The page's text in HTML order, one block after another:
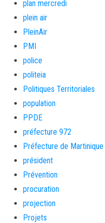
plan mercredi
plein air
PleinAir
PMI
police
politeia
Politiques Territoriales
population
PPDE
préfecture 972
Préfecture de Martinique
président
Prévention
procuration
projection
Projets